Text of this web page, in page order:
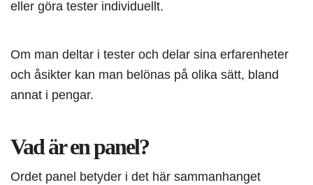
eller göra tester individuellt.
Om man deltar i tester och delar sina erfarenheter
och åsikter kan man belönas på olika sätt, bland
annat i pengar.
Vad är en panel?
Ordet panel betyder i det här sammanhanget